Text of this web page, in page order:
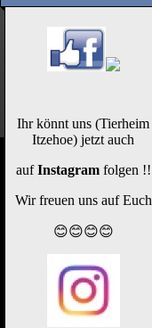
Ihr könnt uns (Tierheim
Itzehoe) jetzt auch
aufInstagramfolgen !!
Wir freuen uns auf Euch
😊😊😊😊